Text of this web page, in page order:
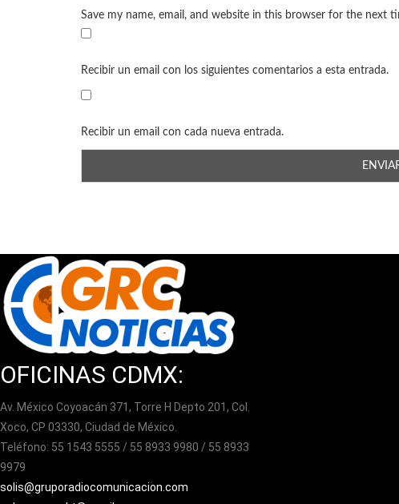
Save my name, email, and website in this browser for the next
Recibir un email con los siguientes comentarios a esta entrada.
Recibir un email con cada nueva entrada.
OFICINAS CDMX:
Av. México Coyoacán 371, Torre H Depto 201, Col.
Xoco, CP 03330, Ciudad de México.
Teléfono: 55 1543 5555 / 55 8933 9980 / 55 8933
9979
solis@gruporadiocomunicacion.com